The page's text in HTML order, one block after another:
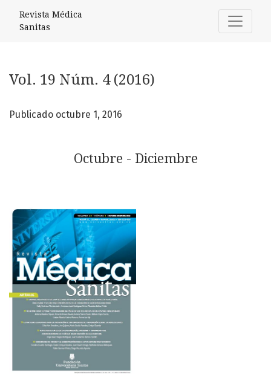
Revista Médica
Sanitas
Vol. 19 Núm. 4 (2016)
Publicado octubre 1, 2016
Octubre - Diciembre